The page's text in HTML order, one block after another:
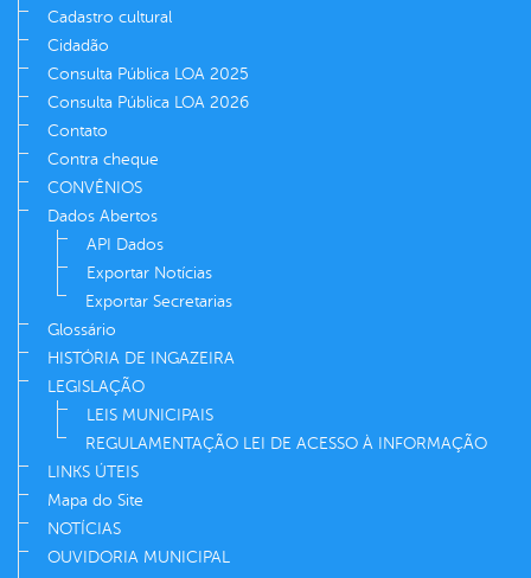
Cadastro cultural
Cidadão
Consulta Pública LOA 2025
Consulta Pública LOA 2026
Contato
Contra cheque
CONVÊNIOS
Dados Abertos
API Dados
Exportar Notícias
Exportar Secretarias
Glossário
HISTÓRIA DE INGAZEIRA
LEGISLAÇÃO
LEIS MUNICIPAIS
REGULAMENTAÇÃO LEI DE ACESSO À INFORMAÇÃO
LINKS ÚTEIS
Mapa do Site
NOTÍCIAS
OUVIDORIA MUNICIPAL